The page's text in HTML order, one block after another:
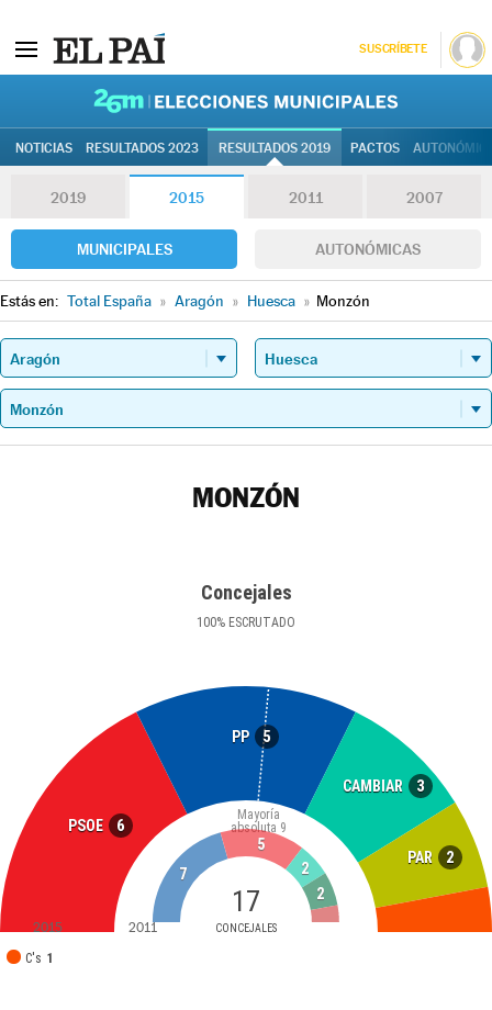
SUSCRÍBETE
NOTICIAS RESULTADOS 2023 RESULTADOS 2019 PACTOS
2019 2015 2011 2007
MUNICIPALES AUTONÓMICAS
Estás en: Total España » Aragón » Huesca » Monzón
MONZÓN
Concejales
100% ESCRUTADO
PSOE 6
PP 5
CAMBIAR 3
PAR 2
17
CONCEJALES
Mayoría
absoluta 9
C's 1
7
5
2
2
2015 2011